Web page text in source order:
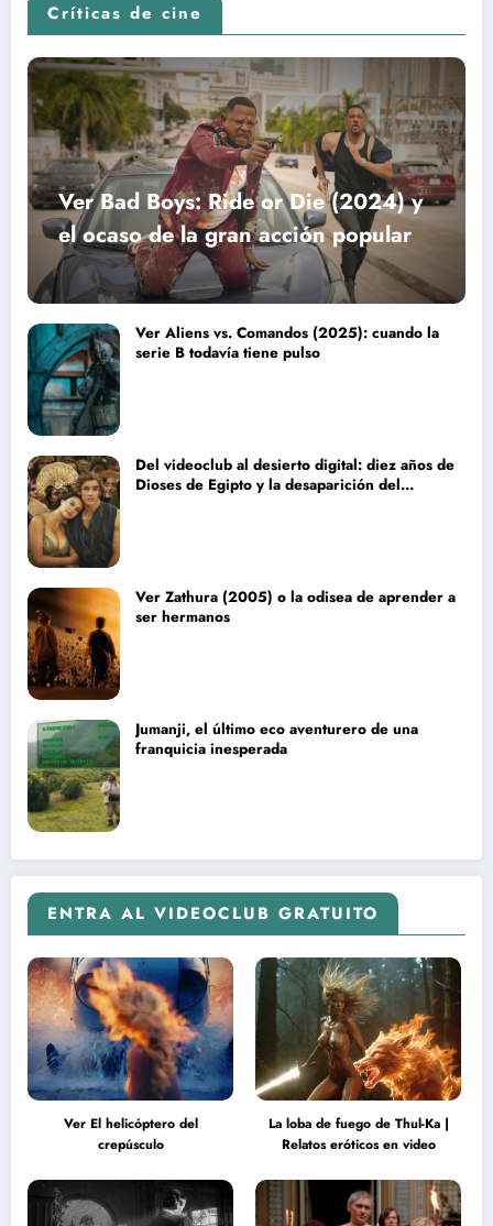
Críticas de cine
Ver Bad Boys: Ride or Die (2024) y
el ocaso de la gran acción popular
Ver Aliens vs. Comandos (2025): cuando la
serie B todavía tiene pulso
Del videoclub al desierto digital: diez años de
Dioses de Egipto y la desaparición del
Ver Zathura (2005) o la odisea de aprender a
ser hermanos
Jumanji, el último eco aventurero de una
franquicia inesperada
ENTRA AL VIDEOCLUB GRATUITO
Ver El helicóptero del
crepúsculo
La loba de fuego de Thul-Ka |
Relatos eróticos en video